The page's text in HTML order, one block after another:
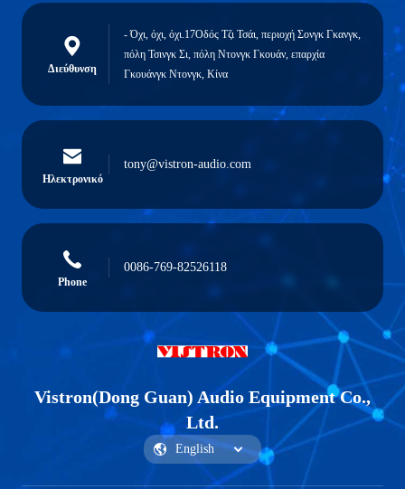
Διεύθυνση
- Όχι, όχι, όχι.17Οδός Τζι Τσάι, περιοχή Σονγκ Γκανγκ,
πόλη Τσινγκ Σι, πόλη Ντονγκ Γκουάν, επαρχία
Γκουάνγκ Ντονγκ, Κίνα
Ηλεκτρονικό
tony@vistron-audio.com
Phone
0086-769-82526118
Vistron(Dong Guan) Audio Equipment Co.,
Ltd.